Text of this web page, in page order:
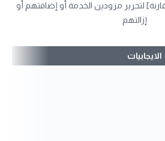
لتحرير مزودين الخدمة أو إضافتهم أو
إزالتهم
الايجابيات